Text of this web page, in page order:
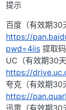
提示
百度（有效期30
https://
pwd=4iis 提取
UC（有效期30天
https://
夸克（有效期30
https://
迅雷（有效期30